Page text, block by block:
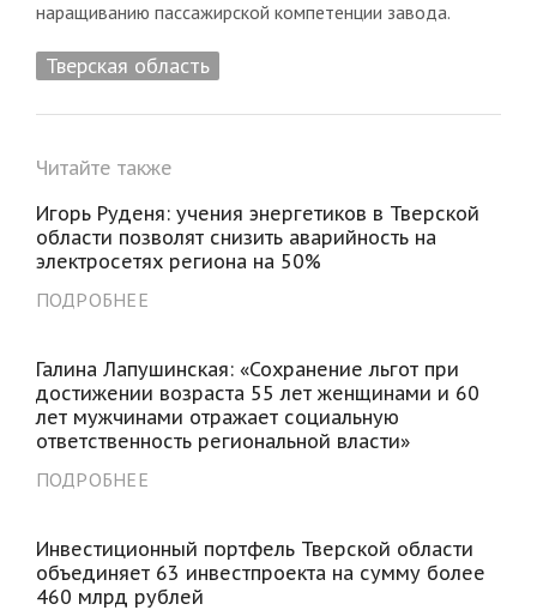
наращиванию пассажирской компетенции завода.
Тверская область
Читайте также
Игорь Руденя: учения энергетиков в Тверской
области позволят снизить аварийность на
электросетях региона на 50%
ПОДРОБНЕЕ
Галина Лапушинская: «Сохранение льгот при
достижении возраста 55 лет женщинами и 60
лет мужчинами отражает социальную
ответственность региональной власти»
ПОДРОБНЕЕ
Инвестиционный портфель Тверской области
объединяет 63 инвестпроекта на сумму более
460 млрд рублей